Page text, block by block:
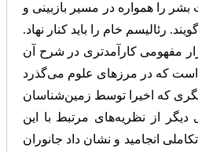
بشر را همواره در مسیر بازبینی و
رئالیسم خام را باید کنار نهاد.
مفهومی کارآمدتری در شرح آن
که اخیرا توسط زمین‌شناسان
دیگر از نظریه‌های مرتبط با این
انجامید و نشان داد جانوران